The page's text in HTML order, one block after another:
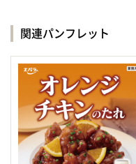
関連パンフレット